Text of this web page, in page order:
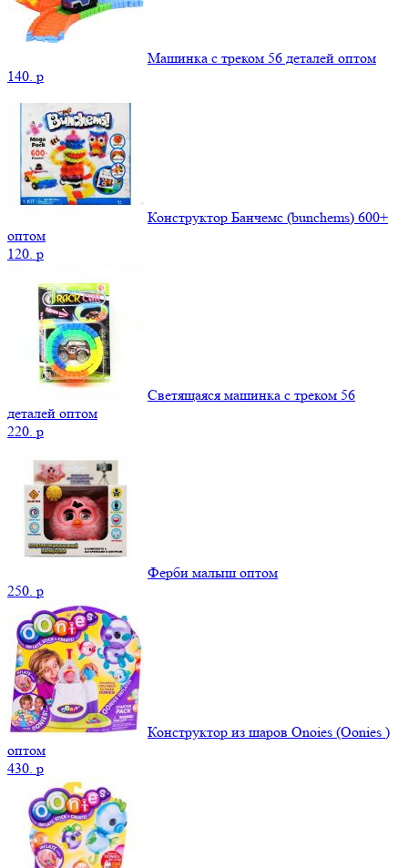
Машинка с треком 56 деталей оптом
140. p
Конструктор Банчемс (bunchems) 600+
оптом
120. p
Светящаяся машинка с треком 56
деталей оптом
220. p
Ферби малыш оптом
250. p
Конструктор из шаров Onoies (Oonies )
оптом
430. p